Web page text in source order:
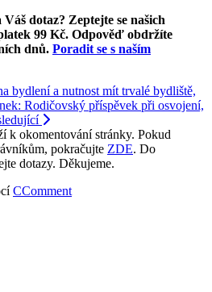
dotaz? Zeptejte se našich
99 Kč. Odpověď obdržíte
dnů. Poradit se s naším
bydlení a nutnost mít trvalé bydliště,
Rodičovský příspěvek při osvojení,
k okomentování stránky. Pokud
pokračujte ZDE. Do
dotazy. Děkujeme.
CComment